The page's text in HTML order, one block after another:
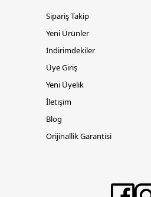
Sipariş Takip
Yeni Ürünler
İndirimdekiler
Üye Giriş
Yeni Üyelik
İletişim
Blog
Orijinallik Garantisi